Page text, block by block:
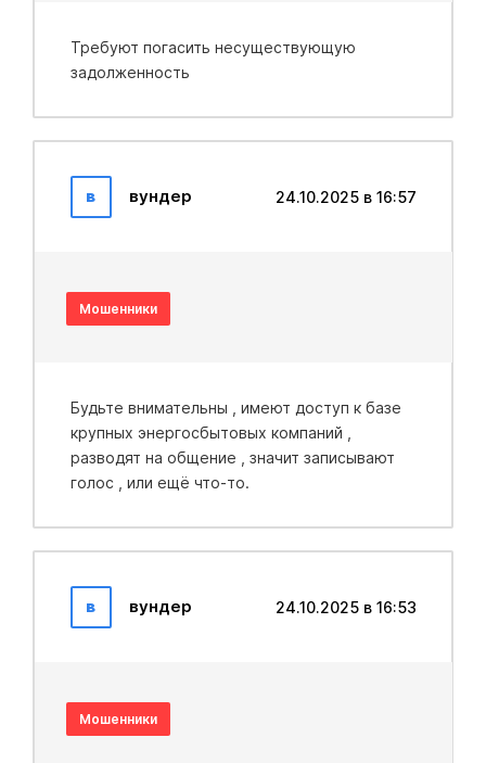
Требуют погасить несуществующую
задолженность
в вундер 24.10.2025 в 16:57
Мошенники
Будьте внимательны , имеют доступ к базе
крупных энергосбытовых компаний ,
разводят на общение , значит записывают
голос , или ещё что-то.
в вундер 24.10.2025 в 16:53
Мошенники